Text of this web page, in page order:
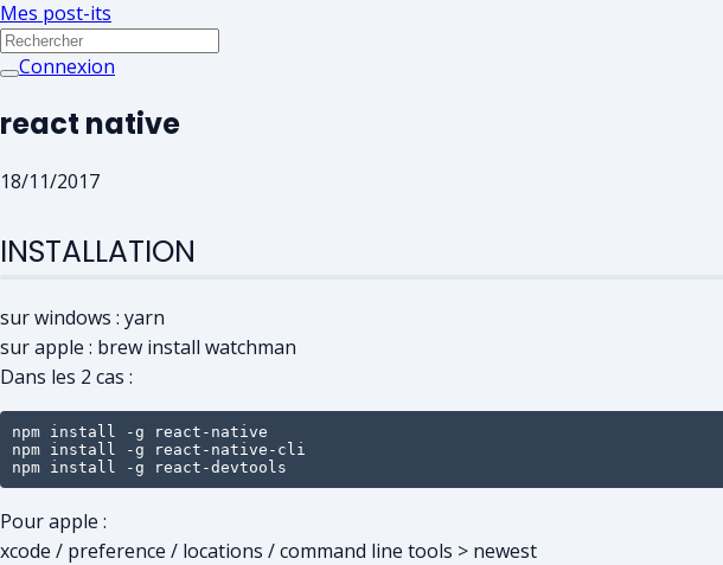
Mes post-its
Connexion
react native
18/11/2017
INSTALLATION
sur windows : yarn
sur apple : brew install watchman
Dans les 2 cas :
npm install -g react-native
npm install -g react-native-cli
npm install -g react-devtools
Pour apple :
xcode / preference / locations / command line tools > newest